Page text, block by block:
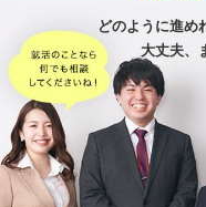
どのように進め
大丈夫、